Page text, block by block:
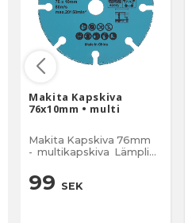
Makita Kapskiva
76x10mm • multi
Makita Kapskiva 76mm
- multikapskiva Lämplig
trä, trä med spik, plast,
gips och kopparrör.
99 SEK